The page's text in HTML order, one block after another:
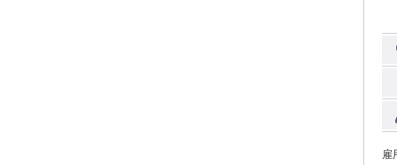
ひ
す。 長期休暇は年３回（ゴール
式
リ
い
雇